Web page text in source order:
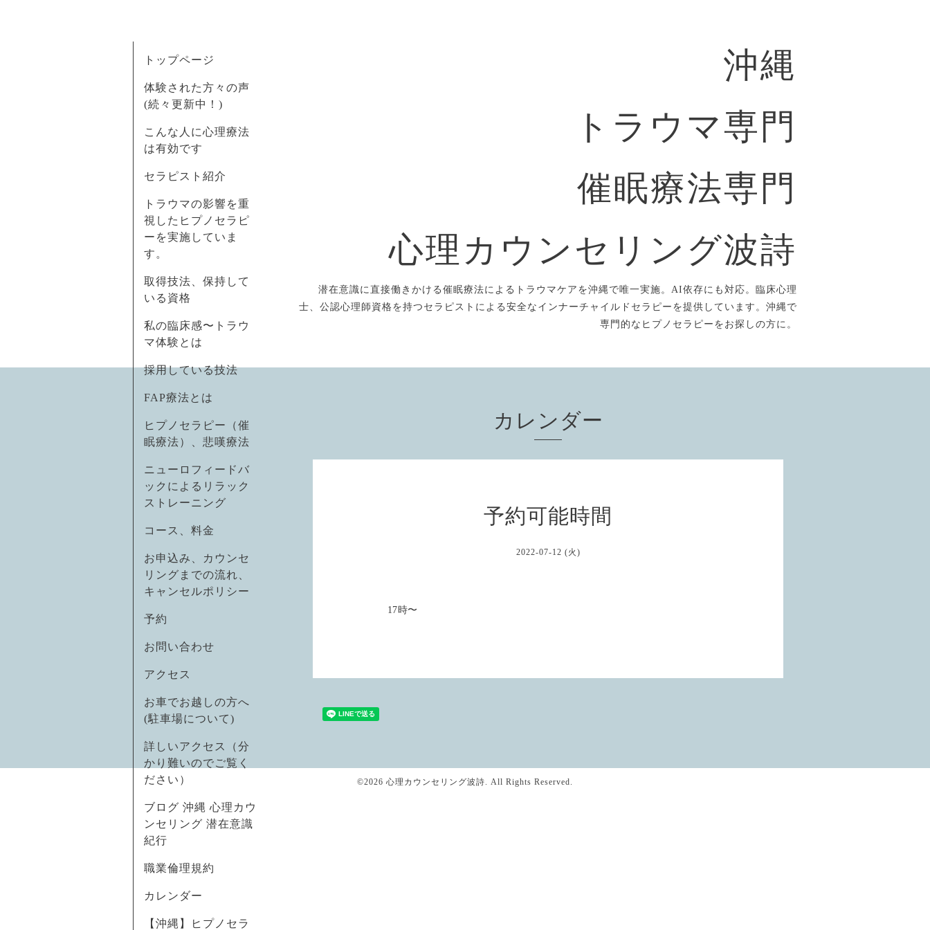
沖縄
トラウマ専門
催眠療法専門
心理カウンセリング波詩
潜在意識に直接働きかける催眠療法によるトラウマケアを沖縄で唯一実施。AI依存にも対応。臨床心理
士、公認心理師資格を持つセラピストによる安全なインナーチャイルドセラピーを提供しています。沖縄で
専門的なヒプノセラピーをお探しの方に。
トップページ
体験された方々の声
(続々更新中！)
こんな人に心理療法
は有効です
セラピスト紹介
トラウマの影響を重
視したヒプノセラピ
ーを実施していま
す。
取得技法、保持して
いる資格
私の臨床感〜トラウ
マ体験とは
採用している技法
FAP療法とは
ヒプノセラピー（催
眠療法）、悲嘆療法
ニューロフィードバ
ックによるリラック
ストレーニング
コース、料金
お申込み、カウンセ
リングまでの流れ、
キャンセルポリシー
予約
お問い合わせ
アクセス
お車でお越しの方へ
(駐車場について)
詳しいアクセス（分
かり難いのでご覧く
ださい）
ブログ 沖縄 心理カウ
ンセリング 潜在意識
紀行
職業倫理規約
カレンダー
【沖縄】ヒプノセラ
カレンダー
予約可能時間
2022-07-12 (火)
17時〜
©2026 心理カウンセリング波詩 . All Rights Reserved.